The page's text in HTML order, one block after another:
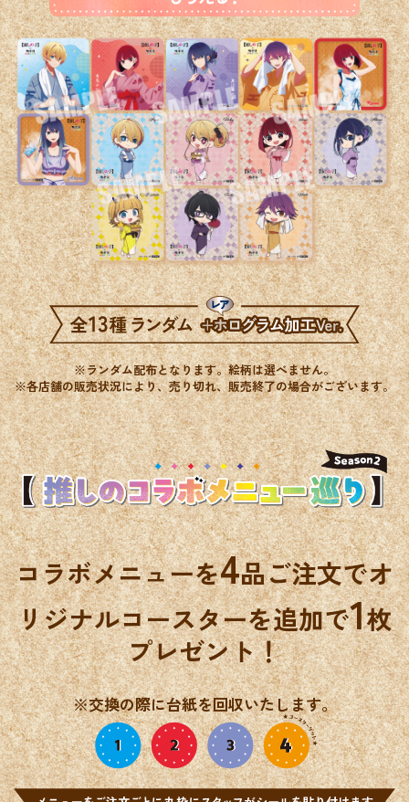
※ランダム配布となります。絵柄は選べません。
※各店舗の販売状況により、売り切れ、販売終了の場合がございます。
コラボメニューを4品ご注文でオ
リジナルコースターを追加で1枚
プレゼント！
※交換の際に台紙を回収いたします。